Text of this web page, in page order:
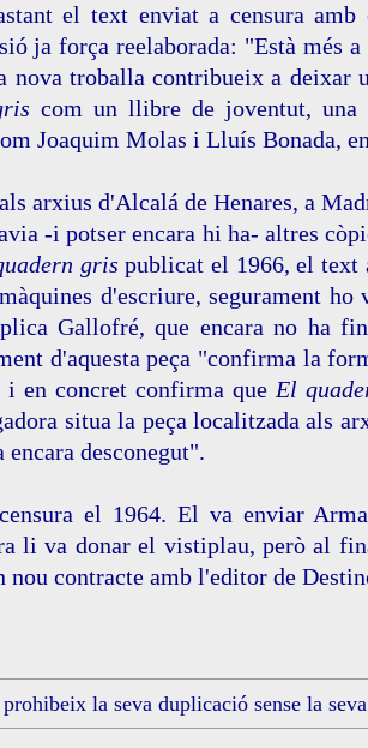
el text enviat a censura
ja força reelaborada: "Està més
nova troballa contribueix a deixar
com un llibre de joventut, una
Joaquim Molas i Lluís Bonada,
arxius d'Alcalá de Henares, a
-i potser encara hi ha- altres
gris publicat el 1966, el text
d'escriure, segurament ho
Gallofré, que encara no ha
d'aquesta peça "confirma la
en concret confirma que El
situa la peça localitzada als
encara desconegut".
el 1964. El va enviar
li va donar el vistiplau, però al
contracte amb l'editor de
la seva duplicació sense la